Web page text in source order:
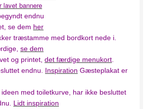
lavet bannere
endnu
se dem her
træstamme med bordkort nede i.
se dem
og printet, det færdige menukort.
endnu. Inspiration Gæsteplakat er
ideen med toiletkurve, har ikke besluttet
Lidt inspiration